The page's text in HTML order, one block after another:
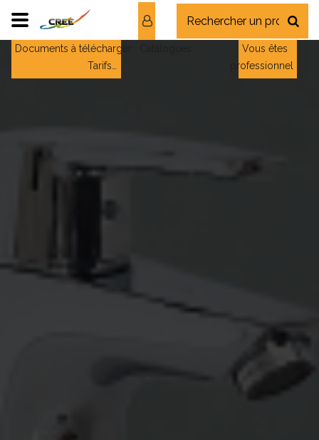
Documents à télécharger : Catalogues ;
Tarifs…
Vous êtes
professionnel